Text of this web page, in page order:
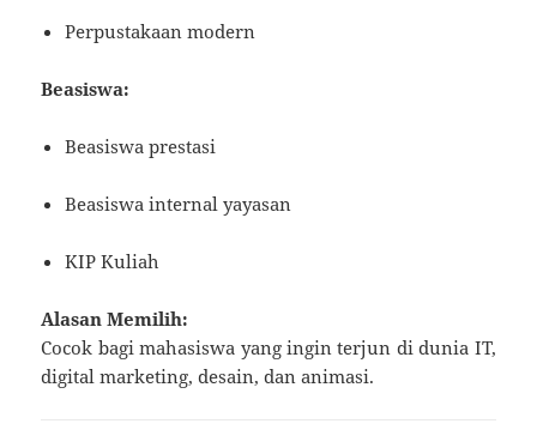
Perpustakaan modern
Beasiswa:
Beasiswa prestasi
Beasiswa internal yayasan
KIP Kuliah
Alasan Memilih:
Cocok bagi mahasiswa yang ingin terjun di dunia IT,
digital marketing, desain, dan animasi.